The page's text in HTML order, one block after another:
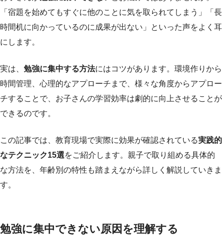
「宿題を始めてもすぐに他のことに気を取られてしまう」「長
時間机に向かっているのに成果が出ない」といった声をよく耳
にします。
実は、 勉強に集中する方法にはコツがあります。環境作りから
時間管理、心理的なアプローチまで、様々な角度からアプロー
チすることで、お子さんの学習効率は劇的に向上させることが
できるのです。
この記事では、教育現場で実際に効果が確認されている実践的
なテクニック15選をご紹介します。親子で取り組める具体的
な方法を、年齢別の特性も踏まえながら詳しく解説していきま
す。
勉強に集中できない原因を理解する